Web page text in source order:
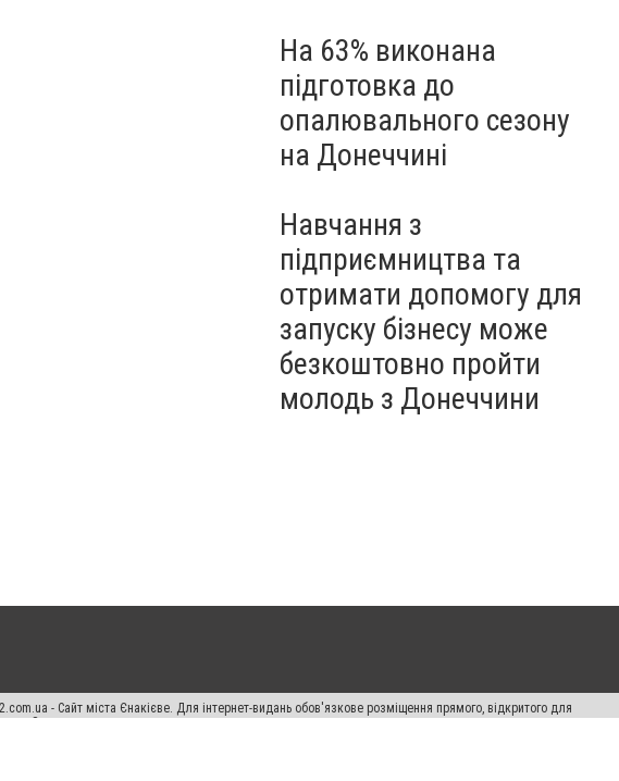
На 63% виконана
підготовка до
опалювального сезону
на Донеччині
Навчання з
підприємництва та
отримати допомогу для
запуску бізнесу може
безкоштовно пройти
молодь з Донеччини
- Сайт міста Єнакієве. Для інтернет-видань обов'язкове розміщення прямого, відкритого для
Законом.